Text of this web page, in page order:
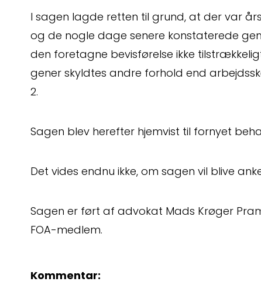
Kontakt
Fagområder
I sagen lagde retten til grund, at der var
og de nogle dage senere konstaterede
den foretagne bevisførelse ikke
gener skyldtes andre forhold end
2.
Sagen blev herefter hjemvist til fornyet
Det vides endnu ikke, om sagen vil blive
Sagen er ført af advokat Mads Krøger
FOA-medlem.
Kommentar: